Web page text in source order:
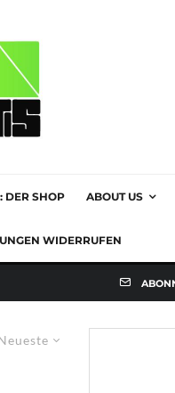
DER SHOP ABOUT US
WIDERRUFEN